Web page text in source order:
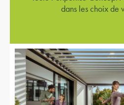
dans les choix de